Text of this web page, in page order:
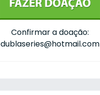
Confirmar a doação:
dublaseries@hotmail.com